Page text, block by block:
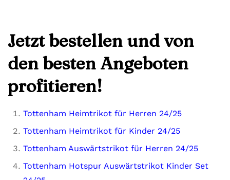
Jetzt bestellen und von
den besten Angeboten
profitieren!
Tottenham Heimtrikot für Herren 24/25
Tottenham Heimtrikot für Kinder 24/25
Tottenham Auswärtstrikot für Herren 24/25
Tottenham Hotspur Auswärtstrikot Kinder Set